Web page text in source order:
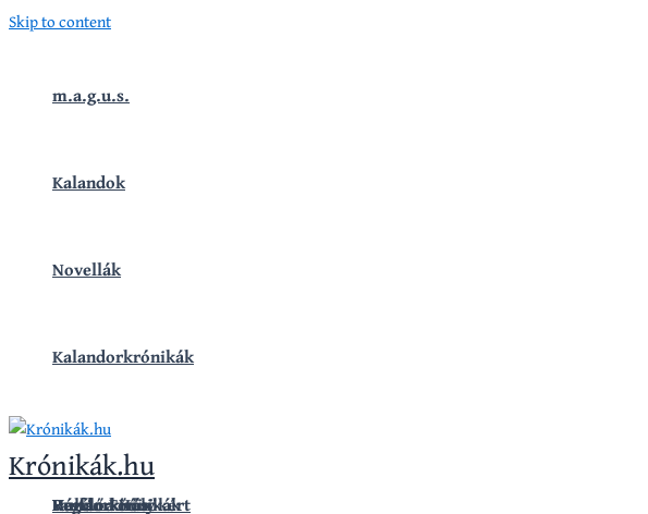
Skip to content
m.a.g.u.s.
Kalandok
Novellák
Kalandorkrónikák
Krónikák.hu
Vándorkrónikák
Hullámkirály
Regélő Főnix
Fanfár a Hősökért